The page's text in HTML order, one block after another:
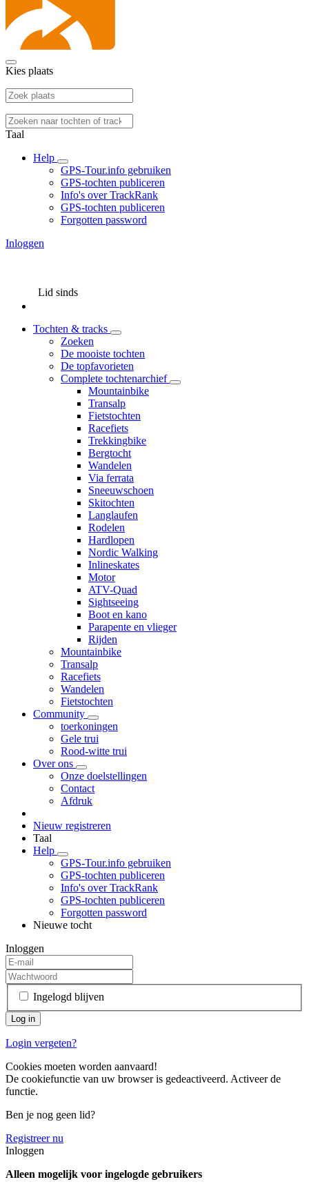
Kies plaats
Taal
Help
GPS-Tour.info gebruiken
GPS-tochten publiceren
Info's over TrackRank
GPS-tochten publiceren
Forgotten password
Inloggen
Lid sinds
Tochten & tracks
Zoeken
De mooiste tochten
De topfavorieten
Complete tochtenarchief
Mountainbike
Transalp
Fietstochten
Racefiets
Trekkingbike
Bergtocht
Wandelen
Via ferrata
Sneeuwschoen
Skitochten
Langlaufen
Rodelen
Hardlopen
Nordic Walking
Inlineskates
Motor
ATV-Quad
Sightseeing
Boot en kano
Parapente en vlieger
Rijden
Mountainbike
Transalp
Racefiets
Wandelen
Fietstochten
Community
toerkoningen
Gele trui
Rood-witte trui
Over ons
Onze doelstellingen
Contact
Afdruk
Nieuw registreren
Taal
Help
GPS-Tour.info gebruiken
GPS-tochten publiceren
Info's over TrackRank
GPS-tochten publiceren
Forgotten password
Nieuwe tocht
Inloggen
Ingelogd blijven
Login vergeten?
Cookies moeten worden aanvaard!
De cookiefunctie van uw browser is gedeactiveerd. Activeer de
functie.
Ben je nog geen lid?
Registreer nu
Inloggen
Alleen mogelijk voor ingelogde gebruikers